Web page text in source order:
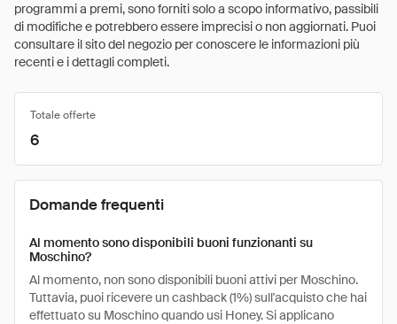
programmi a premi, sono forniti solo a scopo informativo, passibili
di modifiche e potrebbero essere imprecisi o non aggiornati. Puoi
consultare il sito del negozio per conoscere le informazioni più
recenti e i dettagli completi.
Totale offerte
6
Domande frequenti
Al momento sono disponibili buoni funzionanti su
Moschino?
Al momento, non sono disponibili buoni attivi per Moschino.
Tuttavia, puoi ricevere un cashback (1%) sull'acquisto che hai
effettuato su Moschino quando usi Honey. Si applicano